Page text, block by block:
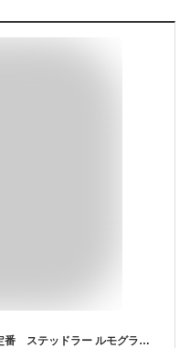
【お得な箱売り！】デッサン鉛筆の定番 ステッドラー ルモグラフ1箱（12本）10H〜F 製図用高級鉛筆